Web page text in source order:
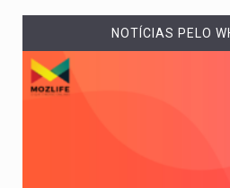
NOTÍCIAS PELO